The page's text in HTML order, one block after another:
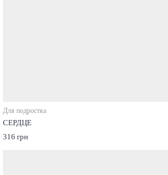
Для подростка
СЕРДЦЕ
316 грн